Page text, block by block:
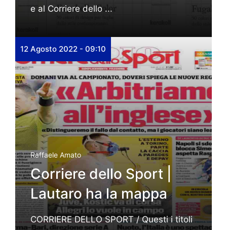
e al Corriere dello ...
12 Agosto 2022 - 09:10
Raffaele Amato
Corriere dello Sport |
Lautaro ha la mappa
CORRIERE DELLO SPORT / Questi i titoli